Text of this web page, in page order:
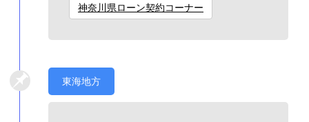
神奈川県ローン契約コーナー
東海地方